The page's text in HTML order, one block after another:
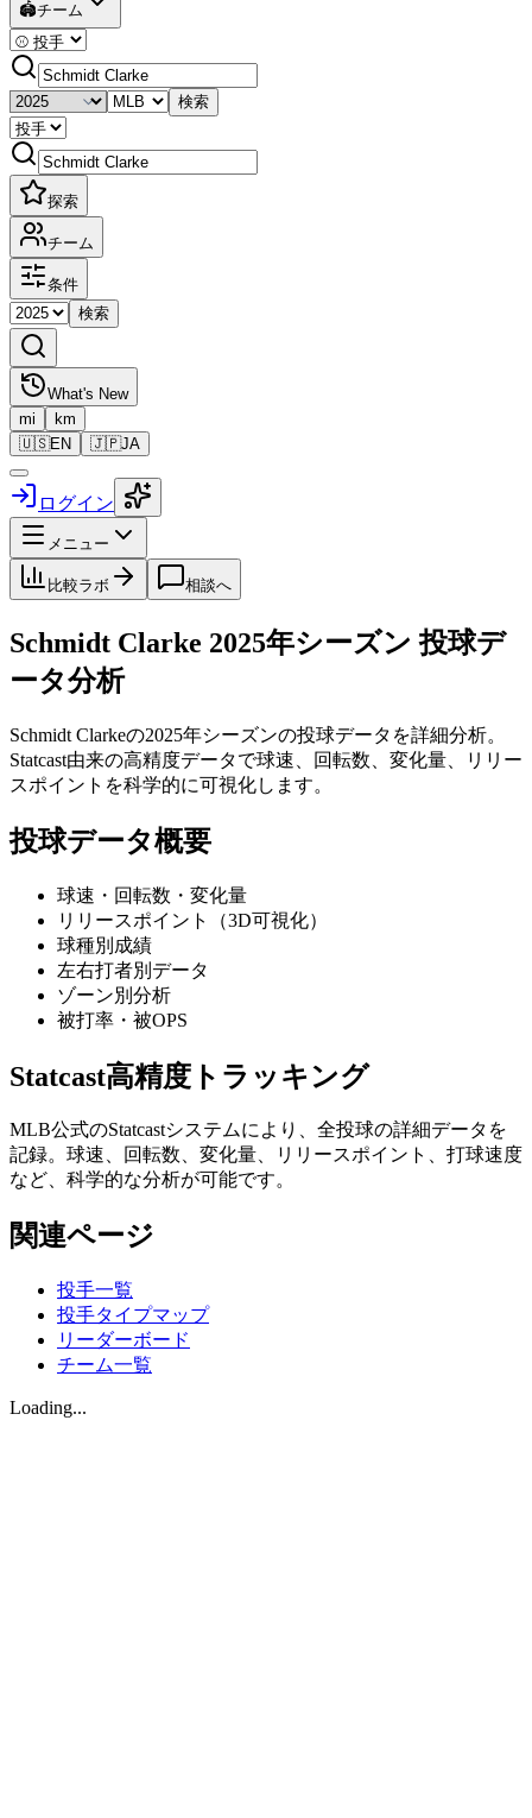
🏟️チーム
検索
探索
チーム
条件
検索
What's New
mi
km
🇺🇸EN 🇯🇵JA
ログイン
メニュー
比較ラボ 相談へ
Schmidt Clarke 2025年シーズン 投球デ
ータ分析
Schmidt Clarkeの2025年シーズンの投球データを詳細分析。
Statcast由来の高精度データで球速、回転数、変化量、リリー
スポイントを科学的に可視化します。
投球データ概要
球速・回転数・変化量
リリースポイント（3D可視化）
球種別成績
左右打者別データ
ゾーン別分析
被打率・被OPS
Statcast高精度トラッキング
MLB公式のStatcastシステムにより、全投球の詳細データを
記録。球速、回転数、変化量、リリースポイント、打球速度
など、科学的な分析が可能です。
関連ページ
投手一覧
投手タイプマップ
リーダーボード
チーム一覧
Loading...